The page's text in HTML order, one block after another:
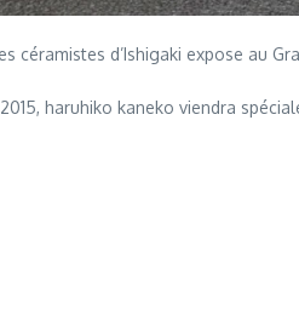
céramistes d’Ishigaki expose au
2015, haruhiko kaneko viendra